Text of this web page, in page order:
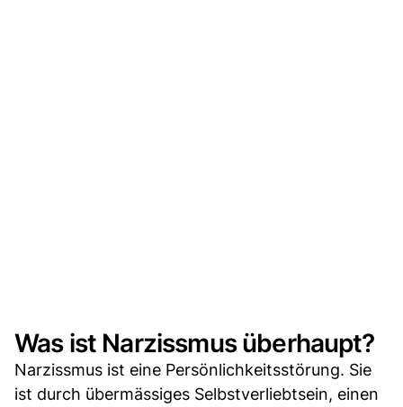
Was ist Narzissmus überhaupt?
Narzissmus ist eine Persönlichkeitsstörung. Sie
ist durch übermässiges Selbstverliebtsein, einen